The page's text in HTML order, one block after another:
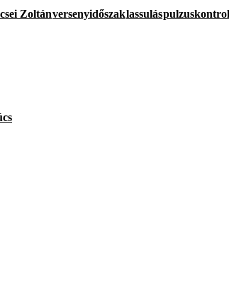
Zoltánversenyidőszaklassulás